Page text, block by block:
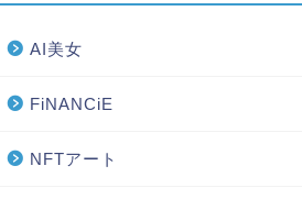
AI美女
FiNANCiE
NFTアート